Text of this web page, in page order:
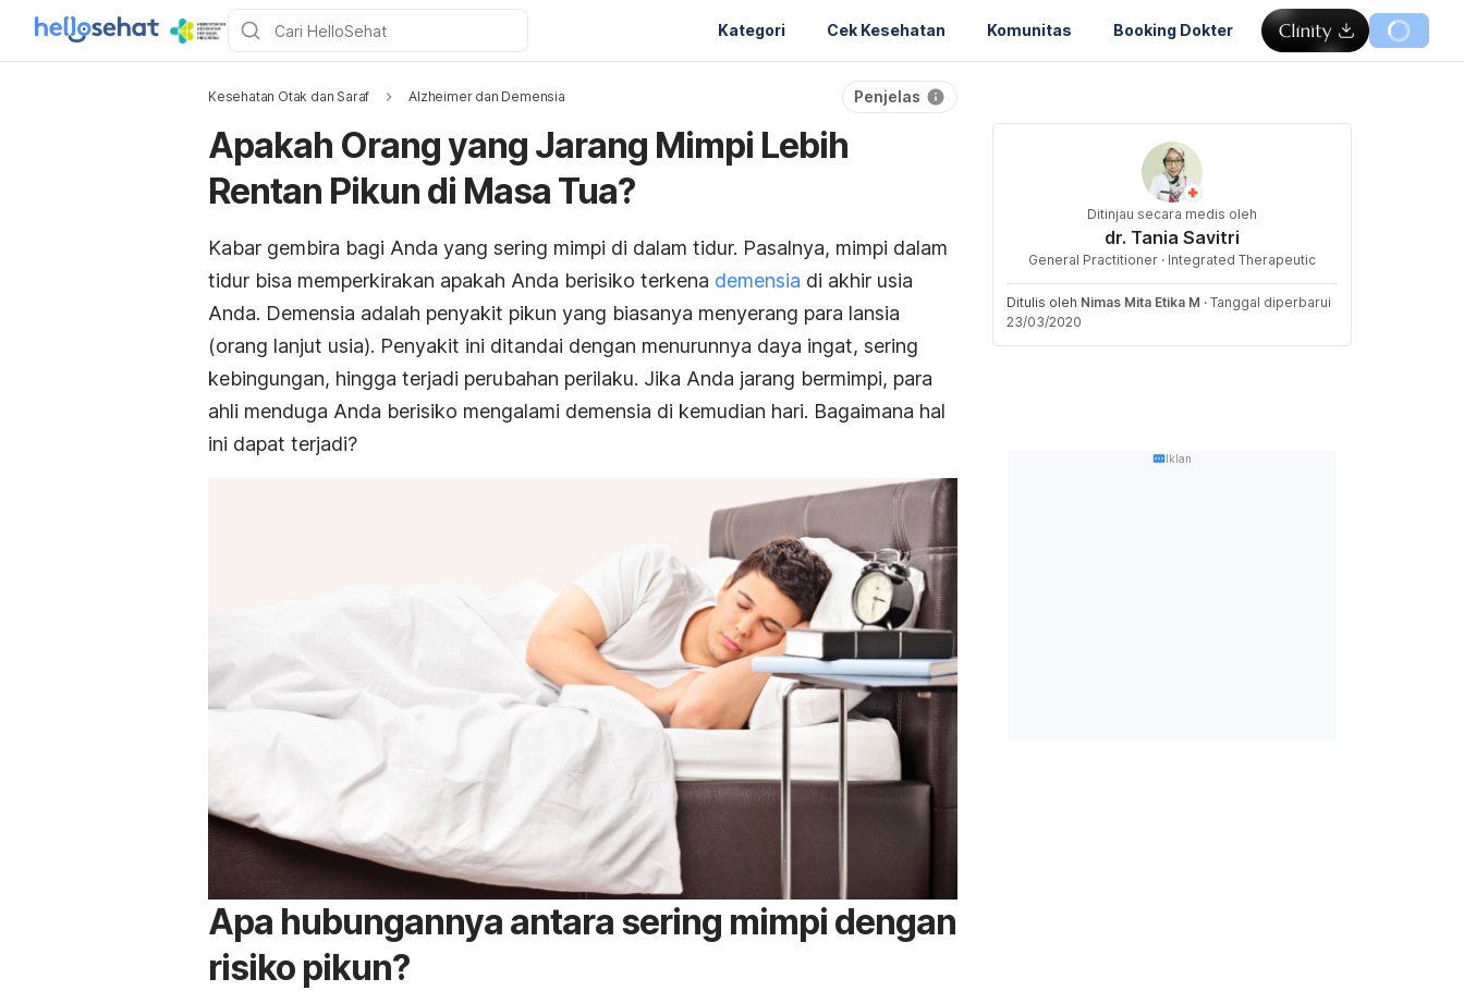
Kategori Cek Kesehatan Komunitas Booking Dokter
Kesehatan Otak dan Saraf Alzheimer dan Demensia Penjelas
Apakah Orang yang Jarang Mimpi Lebih
Rentan Pikun di Masa Tua?
Kabar gembira bagi Anda yang sering mimpi di dalam tidur. Pasalnya, mimpi dalam
tidur bisa memperkirakan apakah Anda berisiko terkena demensia di akhir usia
Anda. Demensia adalah penyakit pikun yang biasanya menyerang para lansia
(orang lanjut usia). Penyakit ini ditandai dengan menurunnya daya ingat, sering
kebingungan, hingga terjadi perubahan perilaku. Jika Anda jarang bermimpi, para
ahli menduga Anda berisiko mengalami demensia di kemudian hari. Bagaimana hal
ini dapat terjadi?
Apa hubungannya antara sering mimpi dengan
risiko pikun?
Ditinjau secara medis oleh
dr. Tania Savitri
General Practitioner · Integrated Therapeutic
Ditulis oleh Nimas Mita Etika M · Tanggal diperbarui
23/03/2020
Iklan